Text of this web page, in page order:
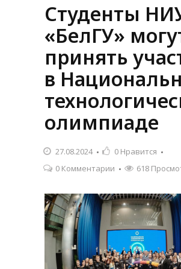
Студенты
«БелГУ»
принять
в
олимпиаде
27.08.2024 0 Нравится
0 Комментарии
618